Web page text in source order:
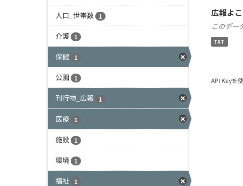
人口_世帯数 1
介護 1
保健 1
公園 1
刊行物_広報 1
医療 1
施設 1
環境 1
福祉 1
広報よ
このデー
TXT
API Keyを